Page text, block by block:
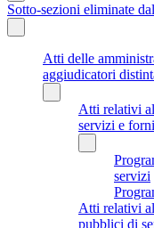
Sotto-sezioni eliminate
Atti delle
aggiudicatori
Atti relativi
servizi e
servizi
Atti relativi
pubblici di